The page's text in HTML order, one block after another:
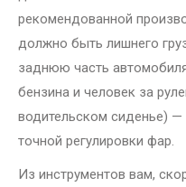
рекомендованной
должно быть лишнего
заднюю часть
бензина и человек за
водительском сиденье)
точной регулировки фар.
Из инструментов вам,